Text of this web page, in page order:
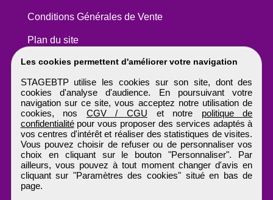
Les cookies permettent d'améliorer votre navigation
STAGEBTP utilise les cookies sur son site, dont des
cookies d'analyse d'audience. En poursuivant votre
navigation sur ce site, vous acceptez notre utilisation de
cookies, nos CGV / CGU et notre politique de
confidentialitépour vous proposer des services adaptés à
vos centres d'intérêt et réaliser des statistiques de visites.
Vous pouvez choisir de refuser ou de personnaliser vos
choix en cliquant sur le bouton "Personnaliser". Par
ailleurs, vous pouvez à tout moment changer d'avis en
cliquant sur "Paramètres des cookies" situé en bas de
page.
Conditions Générales de Vente
Plan du site